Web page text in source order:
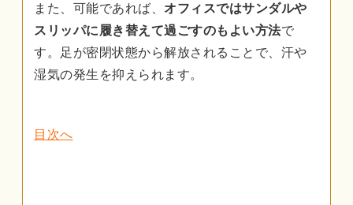
また、可能であれば、 オフィスではサンダルや
スリッパに履き替えて過ごすのもよい方法で
す。足が密閉状態から解放されることで、汗や
湿気の発生を抑えられます。
目次へ